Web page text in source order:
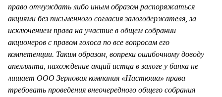
право отчуждать либо иным образом распоряжаться
акциями без письменного согласия залогодержателя, за
исключением права на участие в общем собрании
акционеров с правом голоса по все вопросам его
компетенции. Таким образом, вопреки ошибочному доводу
апеллянта, нахождение акций истца в залоге у банка не
лишает ООО Зерновая компания «Настюша» права
требовать проведения внеочередного общего собрания